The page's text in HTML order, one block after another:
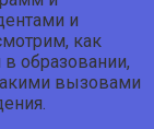
и
как
в образовании,
вызовами